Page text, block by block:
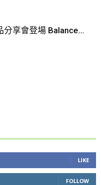
享會登場 Balance...
LIKE
FOLLOW